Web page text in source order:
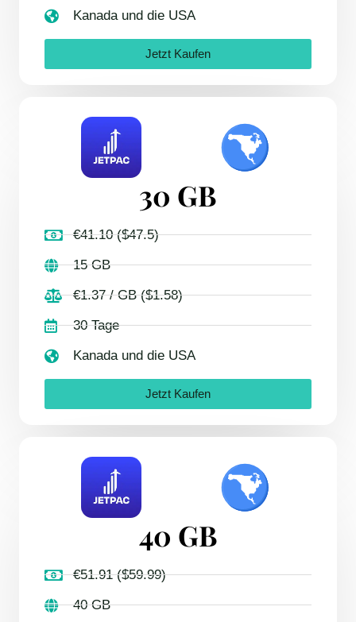
Kanada und die USA
Jetzt Kaufen
30 GB
€41.10 ($47.5)
15 GB
€1.37 / GB ($1.58)
30 Tage
Kanada und die USA
Jetzt Kaufen
40 GB
€51.91 ($59.99)
40 GB